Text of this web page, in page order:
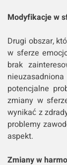
Modyfikacje w
Drugi obszar,
w sferze
brak
potencjalne
zmiany w
wynikać z
problemy
aspekt.
Zmiany w